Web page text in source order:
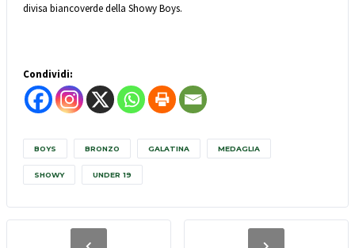
divisa biancoverde della Showy Boys.
Condividi:
BOYS BRONZO GALATINA MEDAGLIA
SHOWY UNDER 19